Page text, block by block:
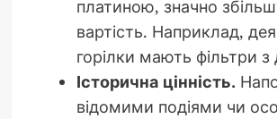
платиною, значно
вартість. Наприклад,
горілки мають фільтри з
Історична цінність.
відомими подіями чи